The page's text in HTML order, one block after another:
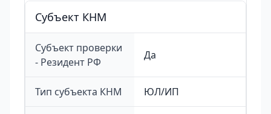
Cубъект КНМ
Субъект проверки
- Резидент РФ
Да
Тип субъекта КНМ ЮЛ/ИП